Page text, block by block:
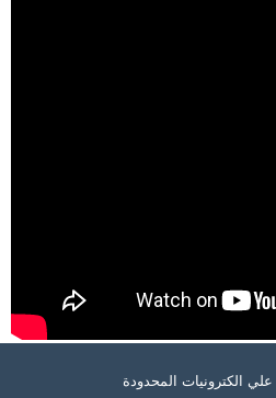
الكترونيات المحدودة